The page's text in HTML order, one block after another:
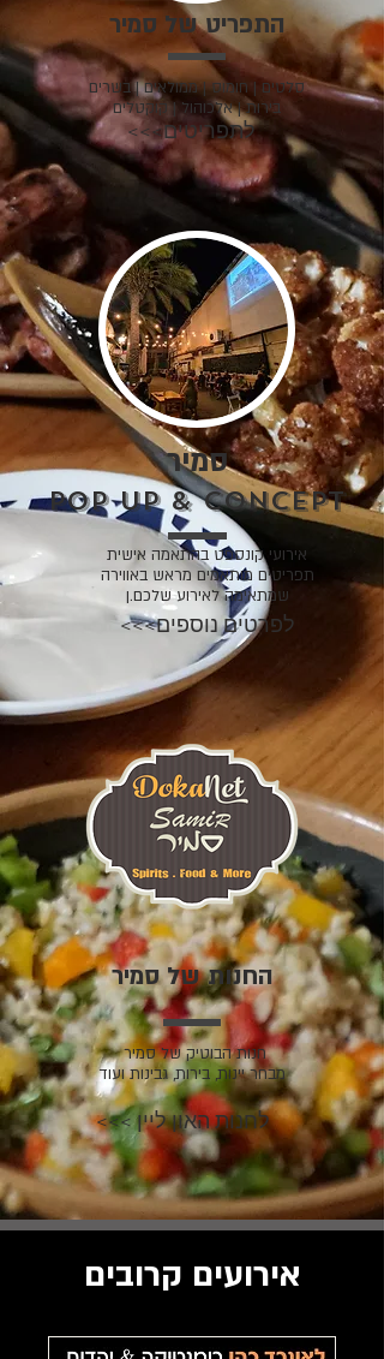
התפריט של סמיר
סלטים | חומוס | ממולאים | בשרים
בירות | אלכוהול | קוקטלים
<<<לתפריטים
סמיר
Pop Up & Concept
אירועי קונספט בהתאמה אישית
תפריטים מותאמים מראש באווירה
שמתאימה לאירוע שלכם.ן
<<<לפרטים נוספים
החנות של סמיר
חנות הבוטיק של סמיר
מבחר יינות, בירות, גבינות ועוד
לחנות האון ליין >>>
אירועים קרובים